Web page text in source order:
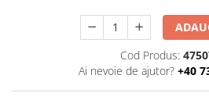
SETURI CHIUVETA DE BUCATARIE SI
SIFOANE MONARCH
SITE / COSURI INOX
Cod Produs:
Ai nevoie de ajutor? +40